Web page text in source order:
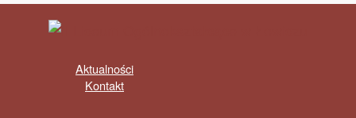
Aktualności
Kontakt